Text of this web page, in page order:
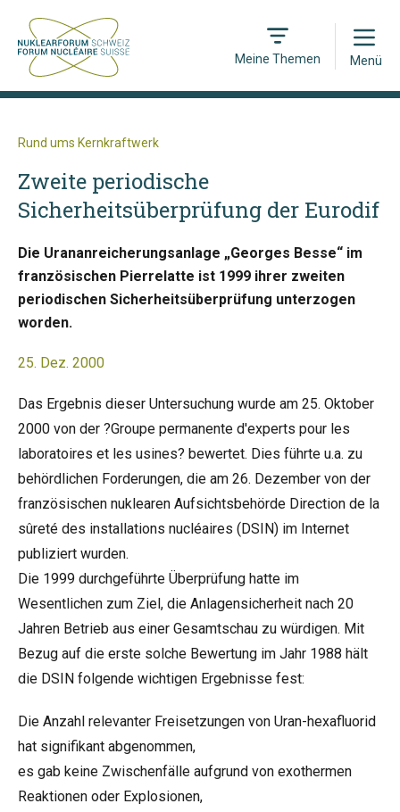
Meine Themen
Open
Menü
Rund ums Kernkraftwerk
Zweite periodische
Sicherheitsüberprüfung der Eurodif
Die Urananreicherungsanlage „Georges Besse“ im
französischen Pierrelatte ist 1999 ihrer zweiten
periodischen Sicherheitsüberprüfung unterzogen
worden.
25. Dez. 2000
Das Ergebnis dieser Untersuchung wurde am 25. Oktober
2000 von der ?Groupe permanente d'experts pour les
laboratoires et les usines? bewertet. Dies führte u.a. zu
behördlichen Forderungen, die am 26. Dezember von der
französischen nuklearen Aufsichtsbehörde Direction de la
sûreté des installations nucléaires (DSIN) im Internet
publiziert wurden.
Die 1999 durchgeführte Überprüfung hatte im
Wesentlichen zum Ziel, die Anlagensicherheit nach 20
Jahren Betrieb aus einer Gesamtschau zu würdigen. Mit
Bezug auf die erste solche Bewertung im Jahr 1988 hält
die DSIN folgende wichtigen Ergebnisse fest:
Die Anzahl relevanter Freisetzungen von Uran-hexafluorid
hat signifikant abgenommen,
es gab keine Zwischenfälle aufgrund von exothermen
Reaktionen oder Explosionen,